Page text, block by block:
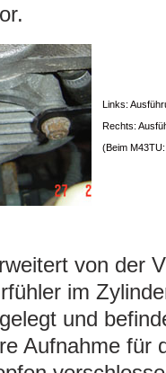
Links:
Rechts:
(Beim
von der
im
und
Aufnahme für